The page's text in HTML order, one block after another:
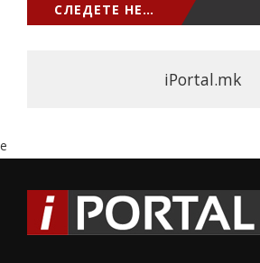
СЛЕДЕТЕ НЕ…
iPortal.mk
e